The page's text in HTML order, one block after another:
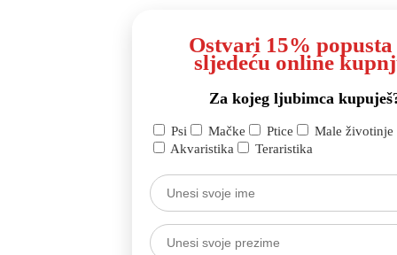
Ostvari 15% popusta
sljedeću online
Za kojeg ljubimca
Psi Mačke Ptice
Male životinje
Akvaristika
Teraristika